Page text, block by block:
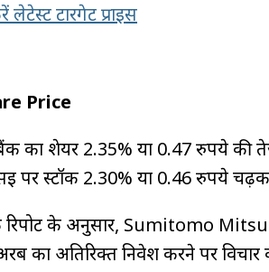
टारगेट प्राइस
Price
का शेयर 2.35% या 0.47 रुपये की
पर स्टॉक 2.30% या 0.46 रुपये
रिपोर्ट के अनुसार, Sumitomo
का अतिरिक्त निवेश करने पर विचार